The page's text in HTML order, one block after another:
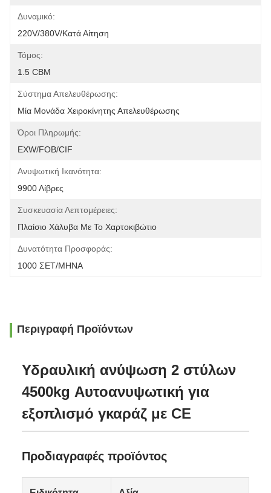
Δυναμικό:
220V/380V/κατά Αίτηση
Τόμος:
1.5 CBM
Σύστημα Απελευθέρωσης:
Μία Μονάδα Χειροκίνητης Απελευθέρωσης
Όροι Πληρωμής:
EXW/FOB/CIF
Ανυψωτική Ικανότητα:
9900 Λίβρες
Συσκευασία Λεπτομέρειες:
Πλαίσιο Χάλυβα Με Το Χαρτοκιβώτιο
Δυνατότητα Προσφοράς:
1000 ΣΕΤ/ΜΗΝΑ
Περιγραφή Προϊόντων
Υδραυλική ανύψωση 2 στύλων
4500kg Αυτοανυψωτική για
εξοπλισμό γκαράζ με CE
Προδιαγραφές προϊόντος